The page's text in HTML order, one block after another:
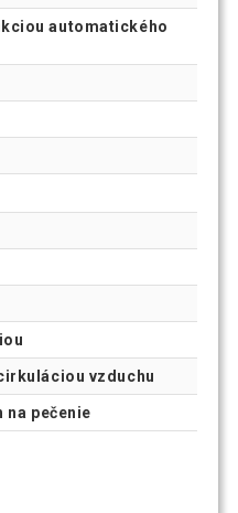
automatického
vzduchu
na pečenie